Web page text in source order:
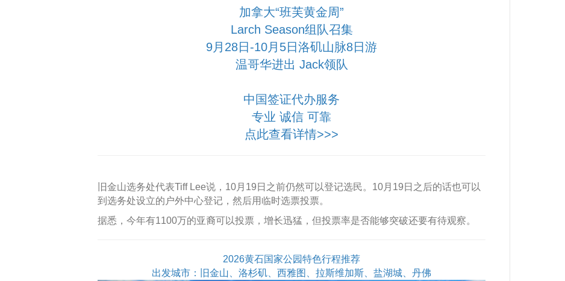
加拿大“班芙黄金周”
Larch Season组队召集
9月28日-10月5日洛矶山脉8日游
温哥华进出 Jack领队
中国签证代办服务
专业 诚信 可靠
点此查看详情>>>
旧金山选务处代表Tiff Lee说，10月19日之前仍然可以登记选民。10月19日之后的话也可以
到选务处设立的户外中心登记，然后用临时选票投票。
据悉，今年有1100万的亚裔可以投票，增长迅猛，但投票率是否能够突破还要有待观察。
2026黄石国家公园特色行程推荐
出发城市：旧金山、洛杉矶、西雅图、拉斯维加斯、盐湖城、丹佛